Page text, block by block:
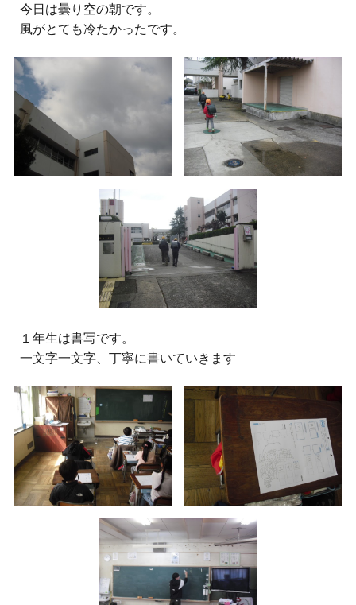
今日は曇り空の朝です。
風がとても冷たかったです。
１年生は書写です。
一文字一文字、丁寧に書いていきます